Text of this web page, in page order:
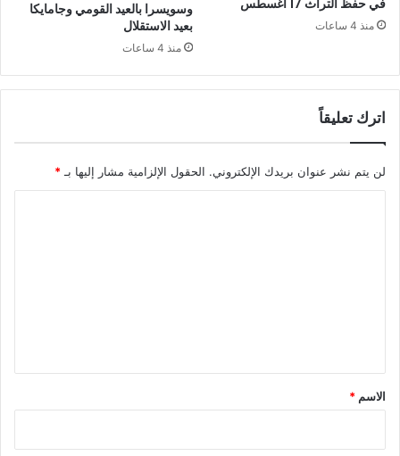
في حفظ التراث 17 أغسطس
منذ 4 ساعات
وسويسرا بالعيد القومي وجامايكا
بعيد الاستقلال
منذ 4 ساعات
اترك تعليقاً
لن يتم نشر عنوان بريدك الإلكتروني. الحقول الإلزامية مشار إليها بـ*
*
الاسم *